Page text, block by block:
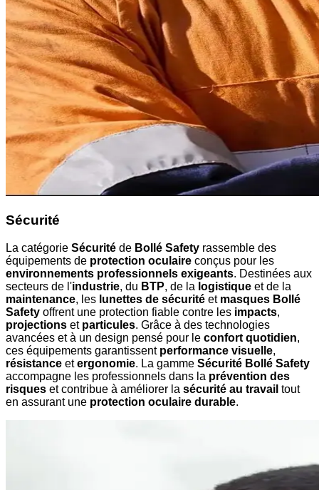
Sécurité
La catégorie Sécurité de Bollé Safety rassemble des
équipements de protection oculaire conçus pour les
environnements professionnels exigeants. Destinées aux
secteurs de l'industrie, du BTP, de la logistique et de la
maintenance, les lunettes de sécurité et masques Bollé
Safety offrent une protection fiable contre les impacts,
projections et particules. Grâce à des technologies
avancées et à un design pensé pour le confort quotidien,
ces équipements garantissent performance visuelle,
résistance etergonomie. La gamme Sécurité Bollé Safety
accompagne les professionnels dans la prévention des
risques et contribue à améliorer la sécurité au travail tout
en assurant une protection oculaire durable.